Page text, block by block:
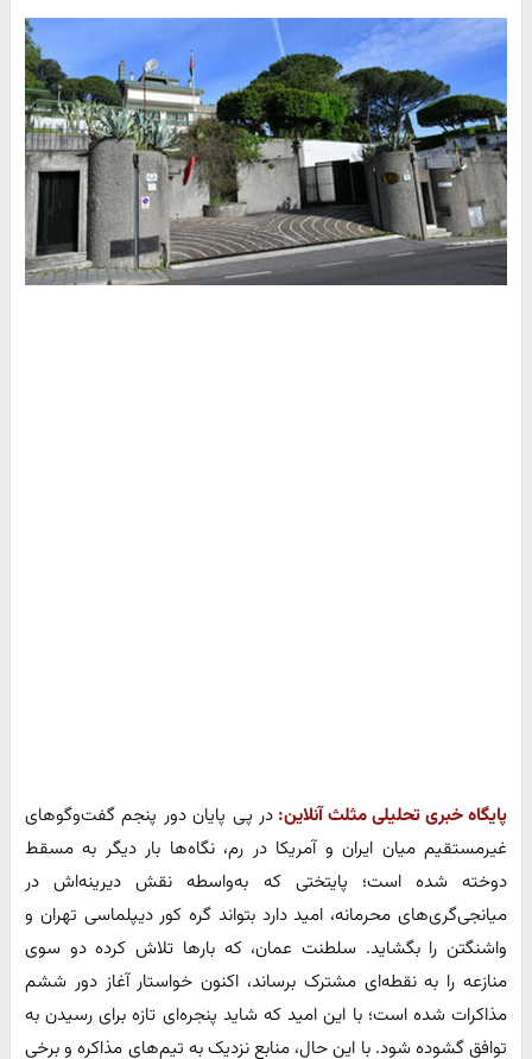
پایگاه خبری تحلیلی مثلث آنلاین: در پی پایان دور پنجم گفت‌وگوهای
غیرمستقیم میان ایران و آمریکا در رم، نگاه‌ها بار دیگر به مسقط
دوخته شده است؛ پایتختی که به‌واسطه نقش دیرینه‌اش در
میانجی‌گری‌های محرمانه، امید دارد بتواند گره کور دیپلماسی تهران و
واشنگتن را بگشاید. سلطنت عمان، که بارها تلاش کرده دو سوی
منازعه را به نقطه‌ای مشترک برساند، اکنون خواستار آغاز دور ششم
مذاکرات شده است؛ با این امید که شاید پنجره‌ای تازه برای رسیدن به
توافق گشوده شود. با این حال، منابع نزدیک به تیم‌های مذاکره و برخی